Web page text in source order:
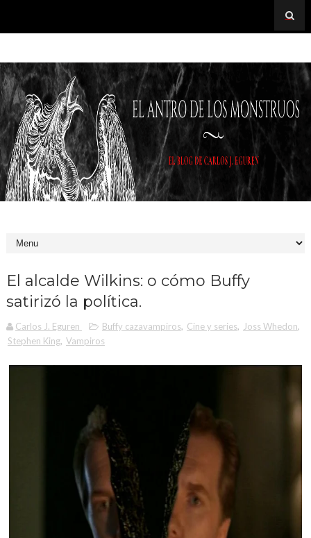
El alcalde Wilkins: o cómo Buffy
satirizó la política.
Carlos J. Eguren Buffy cazavampiros, Cine y series, Joss Whedon,
Stephen King, Vampiros